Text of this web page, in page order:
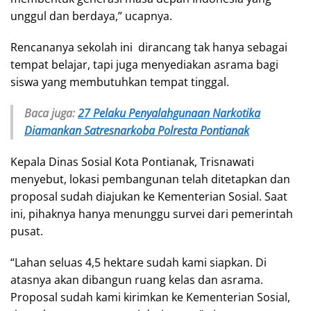
unggul dan berdaya,” ucapnya.
Rencananya sekolah ini dirancang tak hanya sebagai
tempat belajar, tapi juga menyediakan asrama bagi
siswa yang membutuhkan tempat tinggal.
Baca juga:27 Pelaku Penyalahgunaan Narkotika
Diamankan Satresnarkoba Polresta Pontianak
Kepala Dinas Sosial Kota Pontianak, Trisnawati
menyebut, lokasi pembangunan telah ditetapkan dan
proposal sudah diajukan ke Kementerian Sosial. Saat
ini, pihaknya hanya menunggu survei dari pemerintah
pusat.
“Lahan seluas 4,5 hektare sudah kami siapkan. Di
atasnya akan dibangun ruang kelas dan asrama.
Proposal sudah kami kirimkan ke Kementerian Sosial,